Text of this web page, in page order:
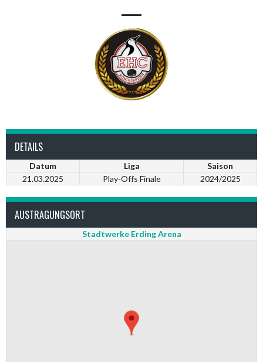
—
DETAILS
Datum Liga
Saison
21.03.2025
Play-Offs Finale 2024/2025
AUSTRAGUNGSORT
Stadtwerke Erding Arena